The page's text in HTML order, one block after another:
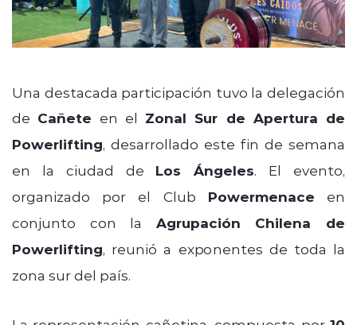
Una destacada participación tuvo la delegación
de Cañete en el Zonal Sur de Apertura de
Powerlifting, desarrollado este fin de semana
en la ciudad de Los Ángeles. El evento,
organizado por el Club Powermenace en
conjunto con la Agrupación Chilena de
Powerlifting, reunió a exponentes de toda la
zona sur del país.